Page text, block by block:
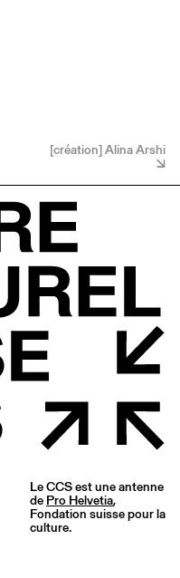
[création] Alina Arshi
Le CCS est une antenne
de Pro Helvetia,
Fondation suisse pour la
culture.